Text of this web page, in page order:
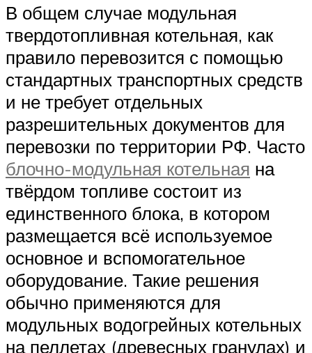
В общем случае модульная
твердотопливная котельная, как
правило перевозится с помощью
стандартных транспортных средств
и не требует отдельных
разрешительных документов для
перевозки по территории РФ. Часто
блочно-модульная котельная на
твёрдом топливе состоит из
единственного блока, в котором
размещается всё используемое
основное и вспомогательное
оборудование. Такие решения
обычно применяются для
модульных водогрейных котельных
на пеллетах (древесных гранулах) и